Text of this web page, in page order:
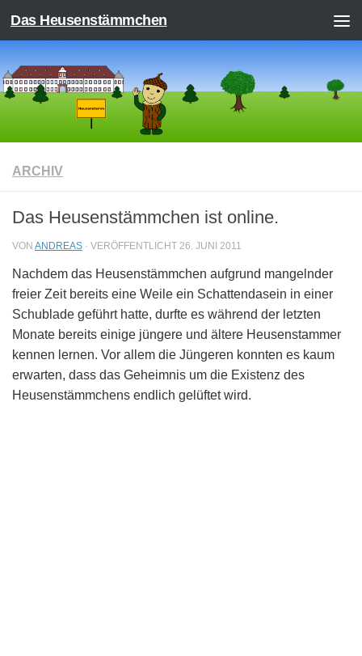
Zum Inhalt springen
Das Heusenstämmchen
ARCHIV
Das Heusenstämmchen ist online.
VON ANDREAS · VERÖFFENTLICHT 26. JUNI 2011
Nachdem das Heusenstämmchen aufgrund mangelnder
freier Zeit bereits eine Weile ein Schattendasein in einer
Schublade geführt hatte, durfte es während der letzten
Monate bereits einige jüngere und ältere Heusenstammer
kennen lernen. Vor allem die Jüngeren konnten es kaum
erwarten, dass das Geheimnis um die Existenz des
Heusenstämmchens endlich gelüftet wird.